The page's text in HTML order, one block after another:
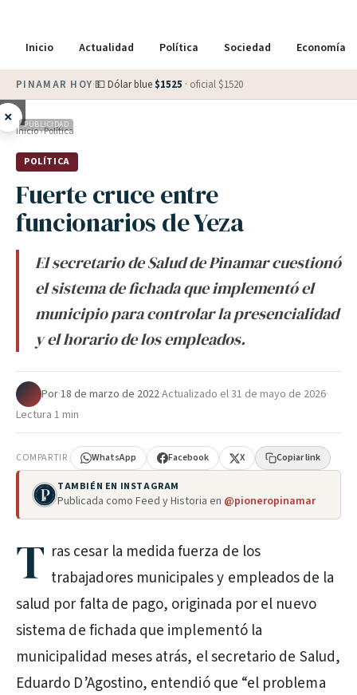
Inicio Actualidad Política Sociedad Economía
PINAMAR HOY·💵 Dólar blue $1525 · oficial $1520
× PUBLICIDAD
Inicio›Política
POLÍTICA
Fuerte cruce entre
funcionarios de Yeza
El secretario de Salud de Pinamar cuestionó
el sistema de fichada que implementó el
municipio para controlar la presencialidad
y el horario de los empleados.
Por·18 de marzo de 2022·Actualizado el31 de mayo de 2026·
Lectura 1 min
COMPARTIR WhatsApp Facebook X Copiar link
TAMBIÉN EN INSTAGRAM
Publicada como Feed y Historia en @pioneropinamar
T ras cesar la medida fuerza de los
trabajadores municipales y empleados de la
salud por falta de pago, originada por el nuevo
sistema de fichada que implementó la
municipalidad meses atrás, el secretario de Salud,
Eduardo D’Agostino, entendió que “el problema